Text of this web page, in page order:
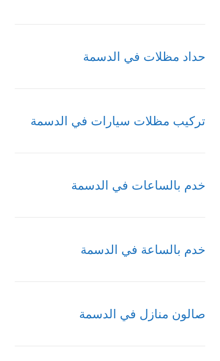
حداد مظلات في الدسمة
تركيب مظلات سيارات في الدسمة
خدم بالساعات في الدسمة
خدم بالساعة في الدسمة
صالون منازل في الدسمة